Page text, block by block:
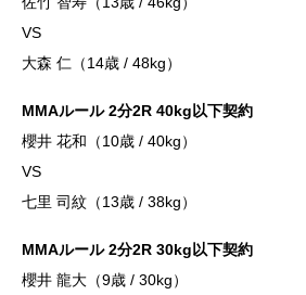
VS
大森 仁（14歳 / 48kg）
MMAルール 2分2R 40kg以下契約
櫻井 花和（10歳 / 40kg）
VS
七里 司紋（13歳 / 38kg）
MMAルール 2分2R 30kg以下契約
櫻井 龍大（9歳 / 30kg）